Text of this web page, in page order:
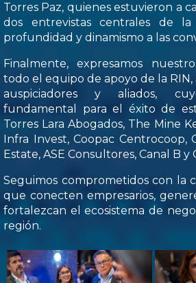
Torres Paz, quienes estuvieron a
dos entrevistas centrales de la
profundidad y dinamismo a las
Finalmente, expresamos
todo el equipo de apoyo de la RIN,
auspiciadores y aliados,
fundamental para el éxito de
Torres Lara Abogados, The Mine
Infra Invest, Coopac Centrocoop,
Estate, ASE Consultores, Canal B y
Seguimos comprometidos con la
que conecten empresarios,
fortalezcan el ecosistema de
región.